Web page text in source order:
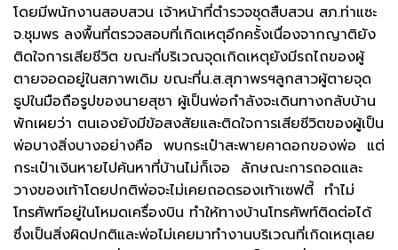
โดยมีพนักงานสอบสวน เจ้าหน้าที่ตำรวจชุดสืบสวน สภ.ท่าแซะ
จ.ชุมพร ลงพื้นที่ตรวจสอบที่เกิดเหตุอีกครั้งเนื่องจากญาติยัง
ติดใจการเสียชีวิต ขณะที่บริเวณจุดเกิดเหตุยังมีรถไถของผู้
ตายจอดอยู่ในสภาพเดิม ขณะที่น.ส.สุภาพรฯลูกสาวผู้ตายจุด
ธูปในมือถือรูปของนายสุชา ผู้เป็นพ่อกำลังจะเดินทางกลับบ้าน
พักเผยว่า ตนเองยังมีข้อสงสัยและติดใจการเสียชีวิตของผู้เป็น
พ่อบางสิ่งบางอย่างคือ พบกระเป๋าสะพายคาดอกของพ่อ แต่
กระเป๋าเงินหายไปค้นหาที่บ้านไม่ก็เจอ ลักษณะการถอดและ
วางของเท้าโดยปกติพ่อจะไม่เคยถอดรองเท้าเซฟตี้ ทำไม่
โทรศัพท์อยู่ในโหมดเครื่องบิน ทำให้ทางบ้านโทรศัพท์ติดต่อได้
ซึ่งเป็นสิ่งผิดปกติและพ่อไม่เคยมาทำงานบริเวณที่เกิดเหตุเลย